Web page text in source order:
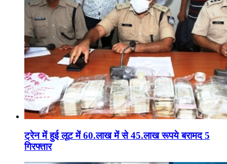
ट्रेन में हुई लूट में 60.लाख में से 45.लाख रूपये बरामद 5
गिरफ्तार